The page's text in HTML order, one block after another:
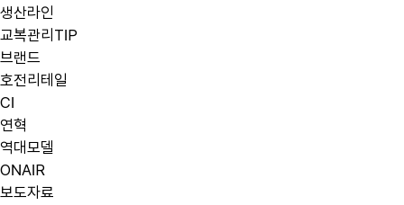
생산라인
교복관리TIP
브랜드
호전리테일
CI
연혁
역대모델
ONAIR
보도자료